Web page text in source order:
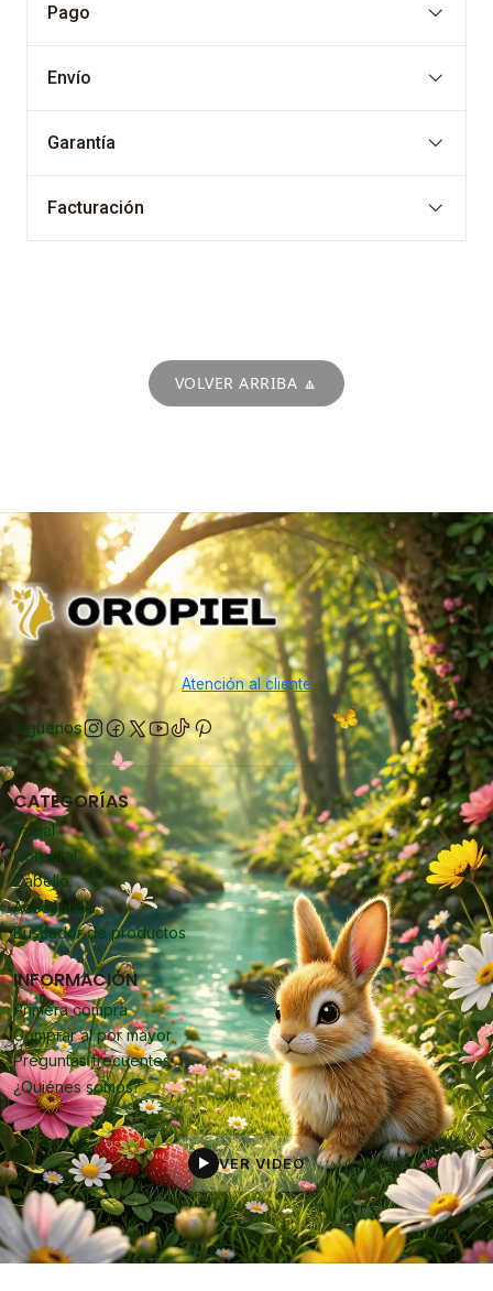
Pago
Envío
Garantía
Facturación
VOLVER ARRIBA 🔼
Atención al cliente
Síguenos
CATEGORÍAS
Facial
Corporal
Cabello
Accesorios
Buscador de productos
INFORMACIÓN
Primera compra
Comprar al por mayor
Preguntas frecuentes
¿Quiénes somos?
▶ VER VIDEO